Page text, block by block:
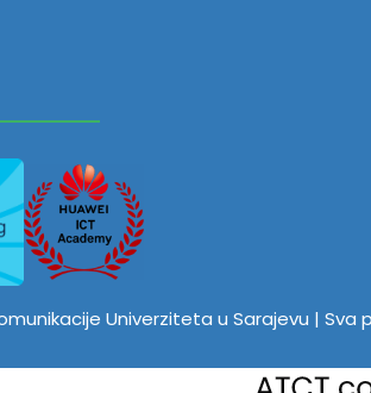
Univerziteta u Sarajevu | Sva